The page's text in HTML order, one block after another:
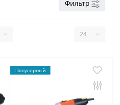
Фильтр
Популярный